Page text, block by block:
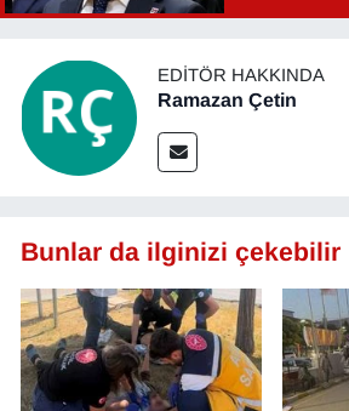
EDITÖR HAKKINDA
Ramazan Çetin
Bunlar da ilginizi çekebilir